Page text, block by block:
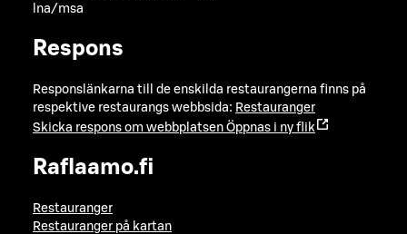
lna/msa
Respons
Responslänkarna till de enskilda restaurangerna finns på
respektive restaurangs webbsida: Restauranger
Skicka respons om webbplatsen Öppnas i ny flik
Raflaamo.fi
Restauranger
Restauranger på kartan